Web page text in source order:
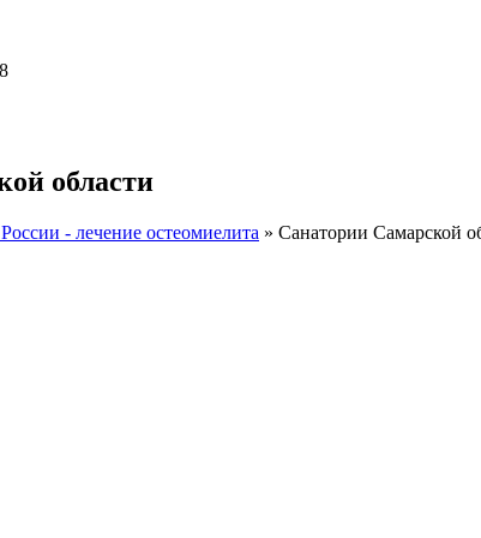
области
- лечение остеомиелита » Санатории Самарской